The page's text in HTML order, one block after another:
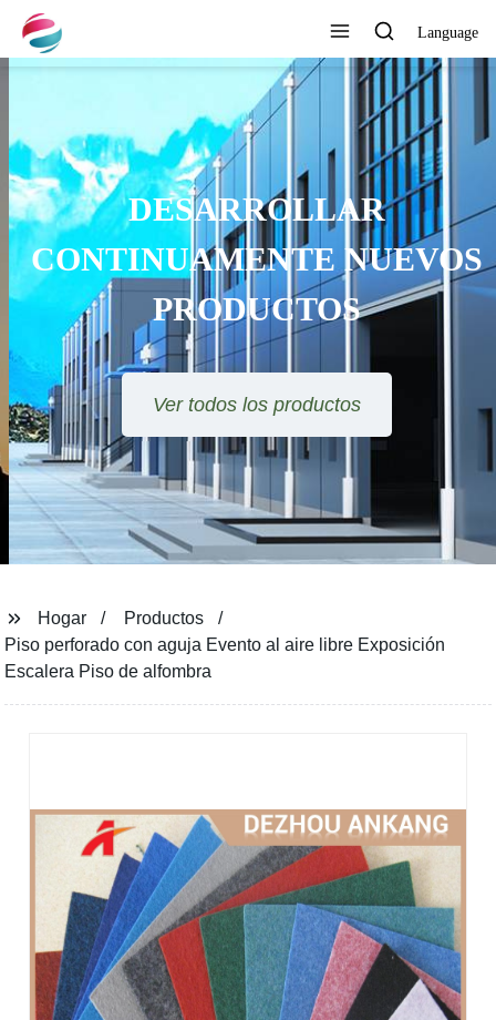
Language
ESTÉTICA DE LÍNEA
MODERNA, DISEÑO DE
FORMA SIMPLE PERO NO
SIMPLE
Hogar
Productos
Piso perforado con aguja Evento al aire libre Exposición
Escalera Piso de alfombra